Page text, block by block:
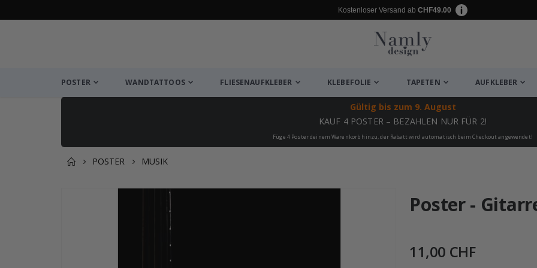
Kostenloser Versand ab CHF49.00
POSTER WANDTATTOOS FLIESENAUFKLEBER KLEBEFOLIE TAPETEN AUFKLEBER
Gültig bis zum 9. August
KAUF 4 POSTER – BEZAHLEN NUR FÜR 2!
Füge 4 Poster deinem Warenkorb hinzu, der Rabatt wird automatisch beim Checkout angewendet!
POSTER MUSIK
Zusammen gekaufte Produkte Poster -
11,00 CHF